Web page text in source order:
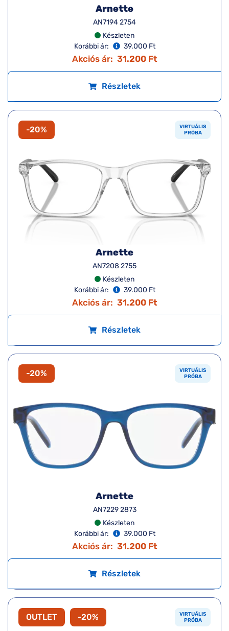
Arnette
AN7194 2754
Készleten
Korábbi ár:
39.000 Ft
Akciós ár: 31.200 Ft
Részletek
-20%
VIRTUÁLIS
PRÓBA
Arnette
AN7208 2755
Készleten
Korábbi ár:
39.000 Ft
Akciós ár: 31.200 Ft
Részletek
-20%
VIRTUÁLIS
PRÓBA
Arnette
AN7229 2873
Készleten
Korábbi ár:
39.000 Ft
Akciós ár: 31.200 Ft
Részletek
OUTLET -20%
VIRTUÁLIS
PRÓBA